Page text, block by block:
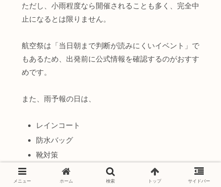
ただし、小雨程度なら開催されることも多く、完全中
止になるとは限りません。
航空祭は「当日朝まで判断が読みにくいイベント」で
もあるため、出発前に公式情報を確認するのがおすす
めです。
また、雨予報の日は、
レインコート
防水バッグ
靴対策
をしておくとかなり快適さが変わります。
メニュー ホーム 検索 トップ サイドバー